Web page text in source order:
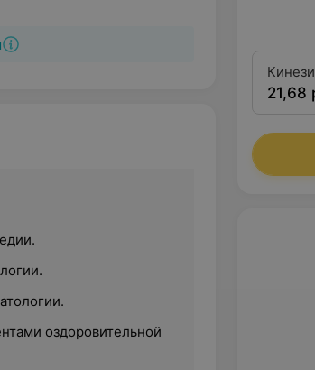
оздоровительной
21,68